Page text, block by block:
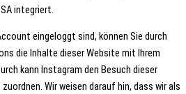
integriert.
eingeloggt sind, können Sie durch
die Inhalte dieser Website mit Ihrem
kann Instagram den Besuch dieser
Wir weisen darauf hin, dass wir als